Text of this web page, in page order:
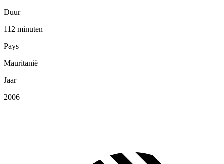
Duur
112 minuten
Pays
Mauritanië
Jaar
2006